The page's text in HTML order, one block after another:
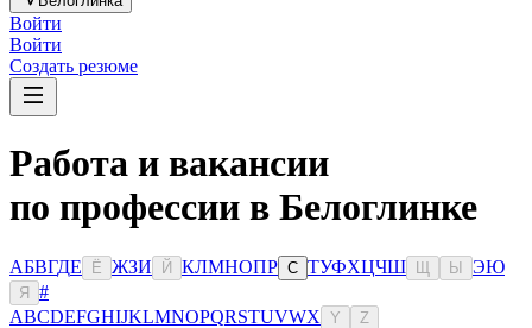
Войти
Войти
Создать резюме
Работа и вакансии
по профессии в Белоглинке
АБВГДЕ Ё ЖЗИ Й КЛМНОПР С ТУФХЦЧШ Ы ЭЮ
Я
#
ABCDEFGHIJKLMNOPQRSTUVWX Y Z